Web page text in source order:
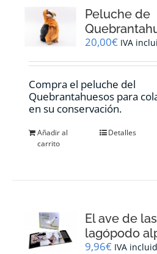
CONTACTO
CARRITO
Peluche de
20,00€ IVA
Compra el peluche del
Quebrantahuesos para
en su conservación.
Añadir al
carrito
Detalles
El ave de
lagópodo
9,96€ IVA